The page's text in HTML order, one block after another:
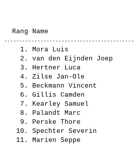
1. Mora Luis
2. van den Eijnden Joep
3. Hertner Luca
4. Zilse Jan-Ole
5. Beckmann Vincent
6. Gillis Camden
7. Kearley Samuel
8. Palandt Marc
9. Perske Thore
10. Spechter Severin